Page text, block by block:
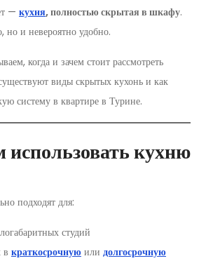
— кухня, полностью скрытая в шкафу.
но и невероятно удобно.
когда и зачем стоит рассмотреть
виды скрытых кухонь и как
систему в квартире в Турине.
использовать кухню
подходят для:
студий
в краткосрочную или долгосрочную